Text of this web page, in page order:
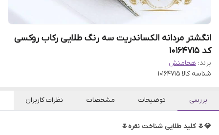
انگشتر مردانه الکساندریت سه رنگ طلایی رکاب روکسی
کد 10164715
برند: هخامنش
شناسه کالا 10164715
بررسی توضیحات مشخصات نظرات کاربران
💎🌷 کلید طلایی شناخت نقره🌷